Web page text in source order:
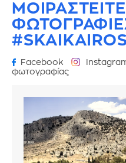
ΜΟΙΡΑΣΤΕΙΤΕ
Facebook
φωτογραφίας